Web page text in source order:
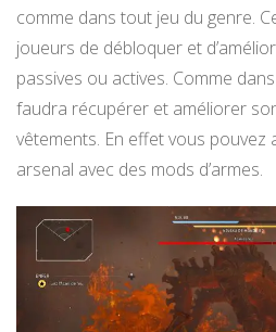
comme dans tout jeu du genre.
joueurs de débloquer et
passives ou actives. Comme
faudra récupérer et améliorer
vêtements. En effet vous
arsenal avec des mods d’armes.